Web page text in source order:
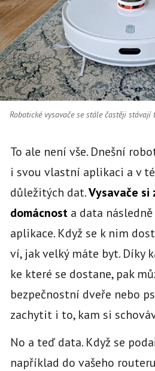
Robotické vysavače se stále častěji stávají
To ale není vše. Dnešní
i svou vlastní aplikaci a v
důležitých dat.Vysavače si
domácnost a data
aplikace. Když se k nim
ví, jak velký máte byt. Díky
ke které se dostane, pak
bezpečnostní dveře nebo
zachytit i to, kam si
No a teď data. Když se
například do vašeho